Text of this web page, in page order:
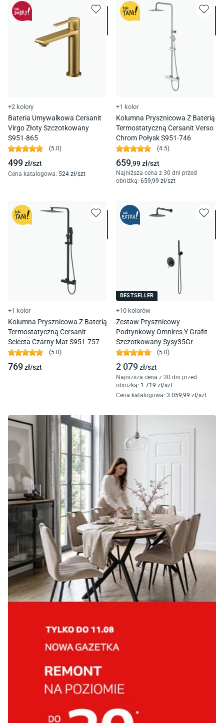
+2 kolory
Bateria Umywalkowa Cersanit
Virgo Złoty Szczotkowany
S951-865
(5.0)
499zł/szt
Cena katalogowa: 524 zł/szt
+1 kolor
Kolumna Prysznicowa Z Baterią
Termostatyczną Cersanit Verso
Chrom Połysk S951-746
(4.5)
659,99zł/szt
Najniższa cena z 30 dni przed
obniżką: 659 ,99 zł/szt
+1 kolor
Kolumna Prysznicowa Z Baterią
Termostatyczną Cersanit
Selecta Czarny Mat S951-757
(5.0)
769zł/szt
BESTSELLER
+10 kolorów
Zestaw Prysznicowy
Podtynkowy Omnires Y Grafit
Szczotkowany Sysy35Gr
(5.0)
2 079zł/szt
Najniższa cena z 30 dni przed
obniżką: 1 719 zł/szt
Cena katalogowa: 3 059 ,99 zł/szt